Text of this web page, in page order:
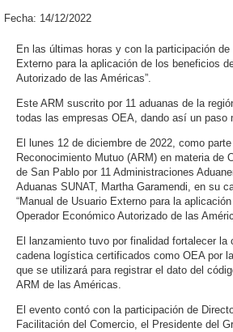
Fecha: 14/12/2022
En las últimas horas y con la participación
Externo para la aplicación de los beneficios
Autorizado de las Américas”.
Este ARM suscrito por 11 aduanas de la
todas las empresas OEA, dando así un
El lunes 12 de diciembre de 2022, como
Reconocimiento Mutuo (ARM) en materia de
de San Pablo por 11 Administraciones
Aduanas SUNAT, Martha Garamendi, en su
“Manual de Usuario Externo para la
Operador Económico Autorizado de las
El lanzamiento tuvo por finalidad fortalecer
cadena logística certificados como OEA por
que se utilizará para registrar el dato del
ARM de las Américas.
El evento contó con la participación de
Facilitación del Comercio, el Presidente del